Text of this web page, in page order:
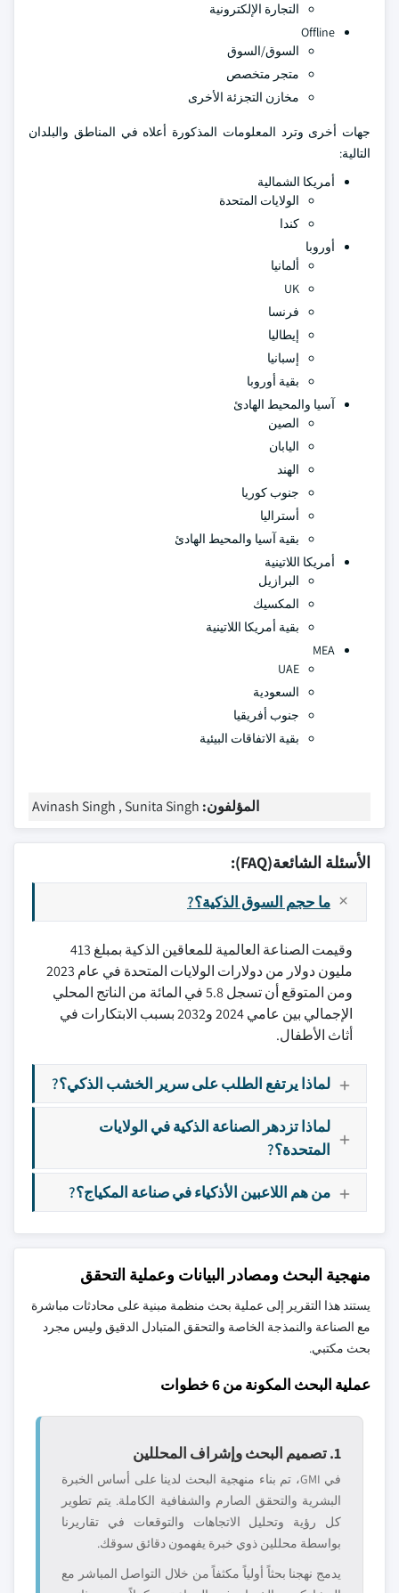
التجارة الإلكترونية
Offline
السوق/السوق
متجر متخصص
مخازن التجزئة الأخرى
جهات أخرى وترد المعلومات المذكورة أعلاه في المناطق والبلدان
التالية:
أمريكا الشمالية
الولايات المتحدة
كندا
أوروبا
ألمانيا
UK
فرنسا
إيطاليا
إسبانيا
بقية أوروبا
آسيا والمحيط الهادئ
الصين
اليابان
الهند
جنوب كوريا
أستراليا
بقية آسيا والمحيط الهادئ
أمريكا اللاتينية
البرازيل
المكسيك
بقية أمريكا اللاتينية
MEA
UAE
السعودية
جنوب أفريقيا
بقية الاتفاقات البيئية
المؤلفون: Avinash Singh , Sunita Singh
الأسئلة الشائعة(FAQ):
ما حجم السوق الذكية؟?
وقيمت الصناعة العالمية للمعاقين الذكية بمبلغ 413
مليون دولار من دولارات الولايات المتحدة في عام 2023
ومن المتوقع أن تسجل 5.8 في المائة من الناتج المحلي
الإجمالي بين عامي 2024 و2032 بسبب الابتكارات في
أثاث الأطفال.
لماذا يرتفع الطلب على سرير الخشب الذكي؟?
لماذا تزدهر الصناعة الذكية في الولايات
المتحدة؟?
من هم اللاعبين الأذكياء في صناعة المكياج؟?
منهجية البحث ومصادر البيانات وعملية التحقق
يستند هذا التقرير إلى عملية بحث منظمة مبنية على محادثات مباشرة
مع الصناعة والنمذجة الخاصة والتحقق المتبادل الدقيق وليس مجرد
بحث مكتبي.
عملية البحث المكونة من 6 خطوات
1. تصميم البحث وإشراف المحللين
في GMI، تم بناء منهجية البحث لدينا على أساس الخبرة
البشرية والتحقق الصارم والشفافية الكاملة. يتم تطوير
كل رؤية وتحليل الاتجاهات والتوقعات في تقاريرنا
بواسطة محللين ذوي خبرة يفهمون دقائق سوقك.
يدمج نهجنا بحثاً أولياً مكثفاً من خلال التواصل المباشر مع